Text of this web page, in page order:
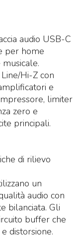
audio USB-C
per home
Hi-Z con
e
limiter
zero e
principali.
di rilievo
un
audio con
bilanciata. Gli
buffer che
distorsione.